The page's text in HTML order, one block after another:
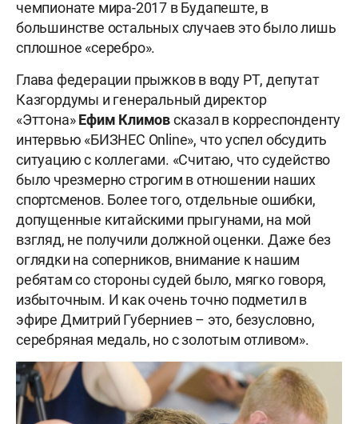
чемпионате мира-2017 в Будапеште, в
большинстве остальных случаев это было лишь
сплошное «серебро».
Глава федерации прыжков в воду РТ, депутат
Казгордумы и генеральный директор
«Эттона»Ефим Климовсказал в корреспонденту
интервью «БИЗНЕС Online», что успел обсудить
ситуацию с коллегами. «Считаю, что судейство
было чрезмерно строгим в отношении наших
спортсменов. Более того, отдельные ошибки,
допущенные китайскими прыгунами, на мой
взгляд, не получили должной оценки. Даже без
оглядки на соперников, внимание к нашим
ребятам со стороны судей было, мягко говоря,
избыточным. И как очень точно подметил в
эфире Дмитрий Губерниев – это, безусловно,
серебряная медаль, но с золотым отливом».